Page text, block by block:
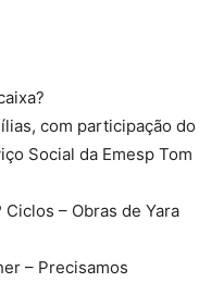
com participação do
Social da Emesp Tom
Ciclos – Obras de Yara
– Precisamos